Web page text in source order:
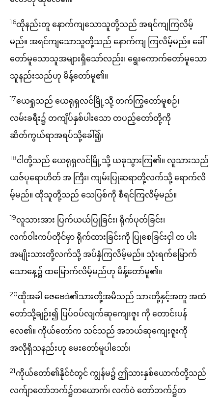
16ထိုနည်းတူ နောက်ကျသောသူတို့သည် အရင်ကျကြလိမ့်
မည်။ အရင်ကျသောသူတို့သည် နောက်ကျ ကြလိမ့်မည်။ ခေါ်
တော်မူသောသူအများရှိသော်လည်း၊ ရွေးကောက်တော်မူသော
သူနည်းသည်ဟု မိန့်တော်မူ၏။
17ယေရှုသည် ယေရုရှလင်မြို့သို့ တက်ကြွတော်မူစဉ်၊
လမ်းခရီး၌ တကျိပ်နှစ်ပါးသော တပည့်တော်တို့ကို
ဆိတ်ကွယ်ရာအရပ်သို့ခေါ်၍၊
18ငါတို့သည် ယေရုရှလင်မြို့သို့ ယခုသွားကြ၏။ လူသားသည်
ယဇ်ပုရောဟိတ် အ ကြီး၊ ကျမ်းပြုဆရာတို့လက်သို့ ရောက်လိ
မ့်မည်။ ထိုသူတို့သည် သေပြစ်ကို စီရင်ကြလိမ့်မည်။
19လူသားအား ပြက်ယယ်ပြုခြင်း၊ ရိုက်ပုတ်ခြင်း၊
လက်ဝါးကပ်တိုင်မှာ ရိုက်ထားခြင်းကို ပြုစေခြင်းငှါ တ ပါး
အမျိုးသားတို့လက်သို့ အပ်နှံကြလိမ့်မည်။ သုံးရက်မြောက်
သောနေ့၌ ထမြောက်လိမ့်မည်ဟု မိန့်တော်မူ၏။
20ထိုအခါ ဇေဗေဒဲ၏သားတို့အမိသည် သားတို့နှင့်အတူ အထံ
တော်သို့ချဉ်း၍ ပြပ်ဝပ်လျက်ဆုကျေးဇူး ကို တောင်းပန်
လေ၏။ ကိုယ်တော်က သင်သည် အဘယ်ဆုကျေးဇူးကို
အလိုရှိသနည်းဟု မေးတော်မူပါသော်၊
21ကိုယ်တော်၏နိုင်ငံတွင် ကျွန်မ၌ ဤသားနှစ်ယောက်တို့သည်
လက်ျာတော်ဘက်၌တယောက်၊ လက်ဝဲ တော်ဘက်၌တ